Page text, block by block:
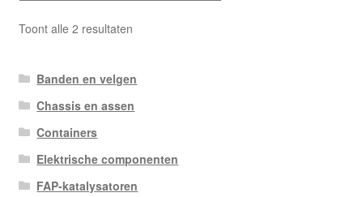
Toont alle 2 resultatenGesorteerd
Banden en velgen
Chassis en assen
Containers
Elektrische componenten
FAP-katalysatoren